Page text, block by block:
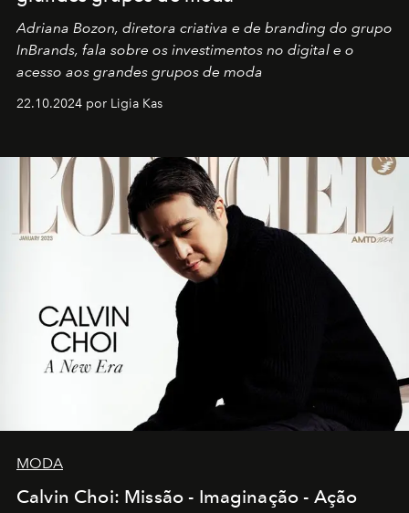
Adriana Bozon, diretora criativa e de branding do grupo
InBrands, fala sobre os investimentos no digital e o
acesso aos grandes grupos de moda
22.10.2024 por Ligia Kas
MODA
Calvin Choi: Missão - Imaginação - Ação